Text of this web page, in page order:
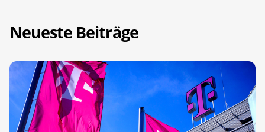
Neueste Beiträge